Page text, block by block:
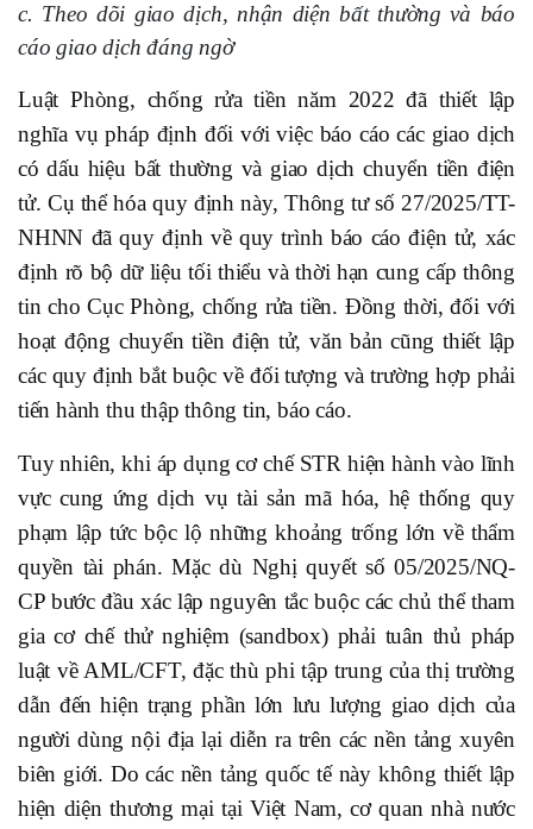
c. Theo dõi giao dịch, nhận diện bất thường và báo
cáo giao dịch đáng ngờ
Luật Phòng, chống rửa tiền năm 2022 đã thiết lập
nghĩa vụ pháp định đối với việc báo cáo các giao dịch
có dấu hiệu bất thường và giao dịch chuyển tiền điện
tử. Cụ thể hóa quy định này, Thông tư số 27/2025/TT-
NHNN đã quy định về quy trình báo cáo điện tử, xác
định rõ bộ dữ liệu tối thiểu và thời hạn cung cấp thông
tin cho Cục Phòng, chống rửa tiền. Đồng thời, đối với
hoạt động chuyển tiền điện tử, văn bản cũng thiết lập
các quy định bắt buộc về đối tượng và trường hợp phải
tiến hành thu thập thông tin, báo cáo.
Tuy nhiên, khi áp dụng cơ chế STR hiện hành vào lĩnh
vực cung ứng dịch vụ tài sản mã hóa, hệ thống quy
phạm lập tức bộc lộ những khoảng trống lớn về thẩm
quyền tài phán. Mặc dù Nghị quyết số 05/2025/NQ-
CP bước đầu xác lập nguyên tắc buộc các chủ thể tham
gia cơ chế thử nghiệm (sandbox) phải tuân thủ pháp
luật về AML/CFT, đặc thù phi tập trung của thị trường
dẫn đến hiện trạng phần lớn lưu lượng giao dịch của
người dùng nội địa lại diễn ra trên các nền tảng xuyên
biên giới. Do các nền tảng quốc tế này không thiết lập
hiện diện thương mại tại Việt Nam, cơ quan nhà nước